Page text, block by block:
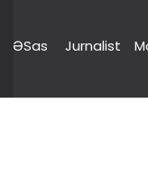
ƏSas Jurnalist